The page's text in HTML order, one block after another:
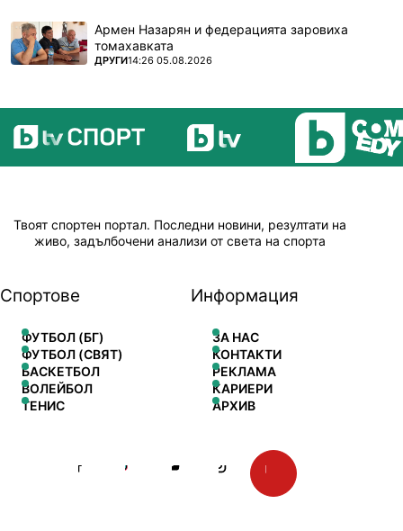
Армен Назарян и федерацията заровиха
томахавката
ПОВЕЧЕ ОТ
ДРУГИ14:26 05.08.2026
Твоят спортен портал. Последни новини, резултати на
живо, задълбочени анализи от света на спорта
Спортове
ФУТБОЛ (БГ)
ФУТБОЛ (СВЯТ)
БАСКЕТБОЛ
ВОЛЕЙБОЛ
ТЕНИС
Информация
ЗА НАС
КОНТАКТИ
РЕКЛАМА
КАРИЕРИ
АРХИВ